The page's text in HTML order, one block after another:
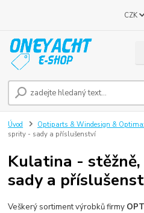
CZK
Úvod Optiparts & Windesign &
sprity - sady a příslušenství
Kulatina -
sady a
Veškerý sortiment výrobků firmy